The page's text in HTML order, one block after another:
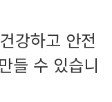
강하고 안전
들 수 있습니